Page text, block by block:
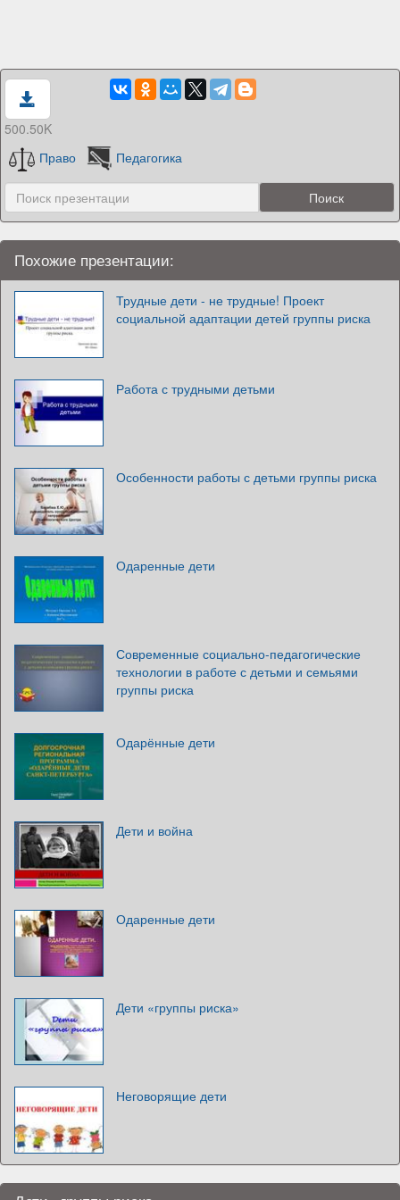
500.50K
Право
Педагогика
Похожие презентации:
Трудные дети - не трудные! Проект
социальной адаптации детей группы риска
Работа с трудными детьми
Особенности работы с детьми группы риска
Одаренные дети
Современные социально-педагогические
технологии в работе с детьми и семьями
группы риска
Одарённые дети
Дети и война
Одаренные дети
Дети «группы риска»
Неговорящие дети